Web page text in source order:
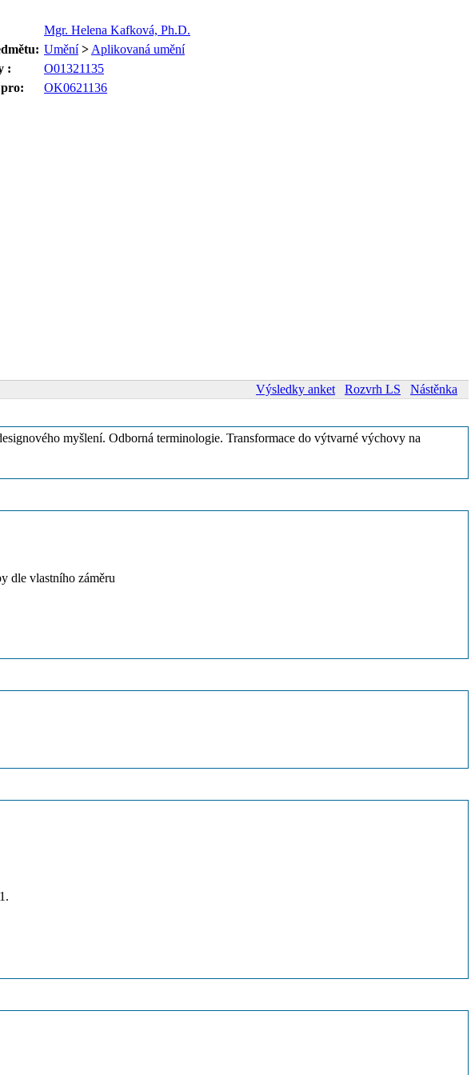
Mgr. Helena Kafková, Ph.D.
Umění > Aplikovaná umění
:
O01321135
pro:
OK0621136
Výsledky anket Rozvrh LS
Nástěnka
myšlení. Odborná terminologie. Transformace do výtvarné výchovy na
dle vlastního záměru